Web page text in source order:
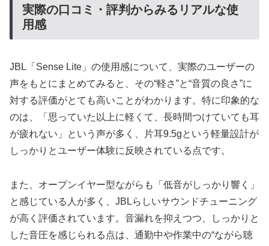
実際の口コミ・評判からみるリアルな使
用感
JBL「Sense Lite」の使用感について、実際のユーザーの
声をもとにまとめてみると、その“軽さ”と“音質の良さ”に
対する評価がとても高いことがわかります。特に印象的な
のは、「思っていた以上に軽くて、長時間つけていても耳
が疲れない」という声が多く、片耳9.5gという軽量設計が
しっかりとユーザー体験に反映されている点です。
また、オープンイヤー型ながらも「低音がしっかり響く」
と感じている人が多く、JBLらしいサウンドチューニング
が高く評価されています。音漏れを抑えつつ、しっかりと
した音圧を感じられる点は、通勤中や作業中の“ながら聴